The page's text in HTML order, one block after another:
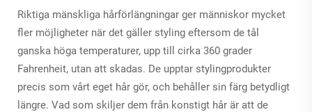
Riktiga mänskliga hårförlängningar ger människor mycket
fler möjligheter när det gäller styling eftersom de tål
ganska höga temperaturer, upp till cirka 360 grader
Fahrenheit, utan att skadas. De upptar stylingprodukter
precis som vårt eget hår gör, och behåller sin färg betydligt
längre. Vad som skiljer dem från konstigt hår är att de